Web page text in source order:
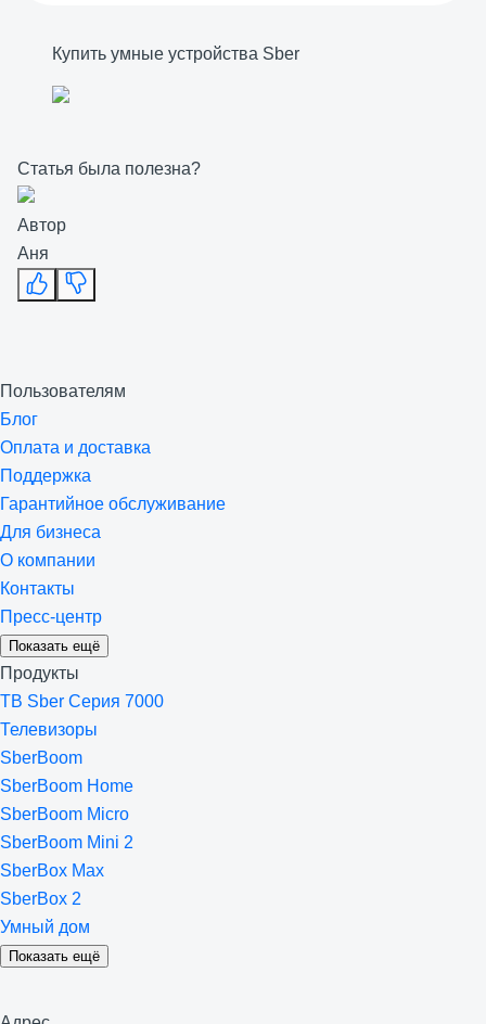
Купить умные устройства Sber
Статья была полезна?
Автор
Аня
Пользователям
Блог
Оплата и доставка
Поддержка
Гарантийное обслуживание
Для бизнеса
О компании
Контакты
Пресс-центр
Показать ещё
Продукты
ТВ Sber Серия 7000
Телевизоры
SberBoom
SberBoom Home
SberBoom Micro
SberBoom Mini 2
SberBox Max
SberBox 2
Умный дом
Показать ещё